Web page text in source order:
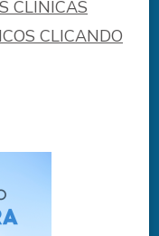
CLINICAS
CLICANDO